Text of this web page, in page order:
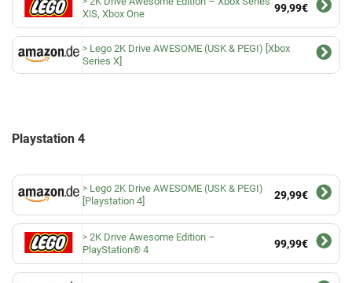
XǀS, Xbox One
99,99€
Lego 2K Drive AWESOME (USK & PEGI) [Xbox
Series X]
Playstation 4
Lego 2K Drive AWESOME (USK & PEGI)
[Playstation 4]
29,99€
2K Drive Awesome Edition –
PlayStation® 4
99,99€